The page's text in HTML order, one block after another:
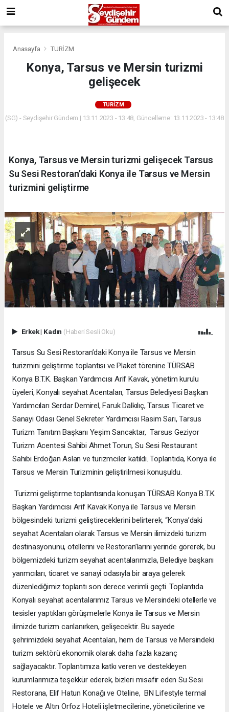
Anasayfa TURİZM
Konya, Tarsus ve Mersin turizmi
gelişecek
TURİZM
(SG) - Seydişehir Gündem | 13.11.2023 - 13:48, Güncelleme: 13.11.2023 - 13:48
Konya, Tarsus ve Mersin turizmi gelişecek Tarsus
Su Sesi Restoran’daki Konya ile Tarsus ve Mersin
turizmini geliştirme
Erkek| Kadın (Haberi Sesli Oku)
Tarsus Su Sesi Restoran’daki Konya ile Tarsus ve Mersin
turizmini geliştirme toplantısı ve Plaket törenine TÜRSAB
Konya B.T.K. Başkan Yardımcısı Arif Kavak, yönetim kurulu
üyeleri, Konyalı seyahat Acentaları, Tarsus Belediyesi Başkan
Yardımcıları Serdar Demirel, Faruk Dalkılıç, Tarsus Ticaret ve
Sanayi Odası Genel Sekreter Yardımcısı Rasim Sarı, Tarsus
Turizm Tanıtım Başkanı Yeşim Sancaktar, Tarsus Geziyor
Turizm Acentesi Sahibi Ahmet Torun, Su Sesi Restaurant
Sahibi Erdoğan Aslan ve turizmciler katıldı. Toplantıda, Konya ile
Tarsus ve Mersin Turizminin geliştirilmesi konuşuldu.
Turizmi geliştirme toplantısında konuşan TÜRSAB Konya B.T.K.
Başkan Yardımcısı Arif Kavak Konya ile Tarsus ve Mersin
bölgesindeki turizmi geliştireceklerini belirterek, “Konya’daki
seyahat Acentaları olarak Tarsus ve Mersin ilimizdeki turizm
destinasyonunu, otellerini ve Restoran’larını yerinde görerek, bu
bölgemizdeki turizm seyahat acentalarımızla, Belediye başkanı
yarımcıları, ticaret ve sanayi odasıyla bir araya gelerek
düzenlediğimiz toplantı son derece verimli geçti. Toplantıda
Konyalı seyahat acentalarımız Tarsus ve Mersindeki otellerle ve
tesisler yaptıkları görüşmelerle Konya ile Tarsus ve Mersin
ilimizde turizm canlanırken, gelişecektir. Bu sayede
şehrimizdeki seyahat Acentaları, hem de Tarsus ve Mersindeki
turizm sektörü ekonomik olarak daha fazla kazanç
sağlayacaktır. Toplantımıza katkı veren ve destekleyen
kurumlarımıza teşekkür ederek, bizleri misafir eden Su Sesi
Restorana, Elif Hatun Konağı ve Oteline, BN Lifestyle termal
Hotele ve Altın Orfoz Hoteli işletmecilerine, yöneticilerine ve